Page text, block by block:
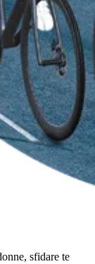
sfidare te